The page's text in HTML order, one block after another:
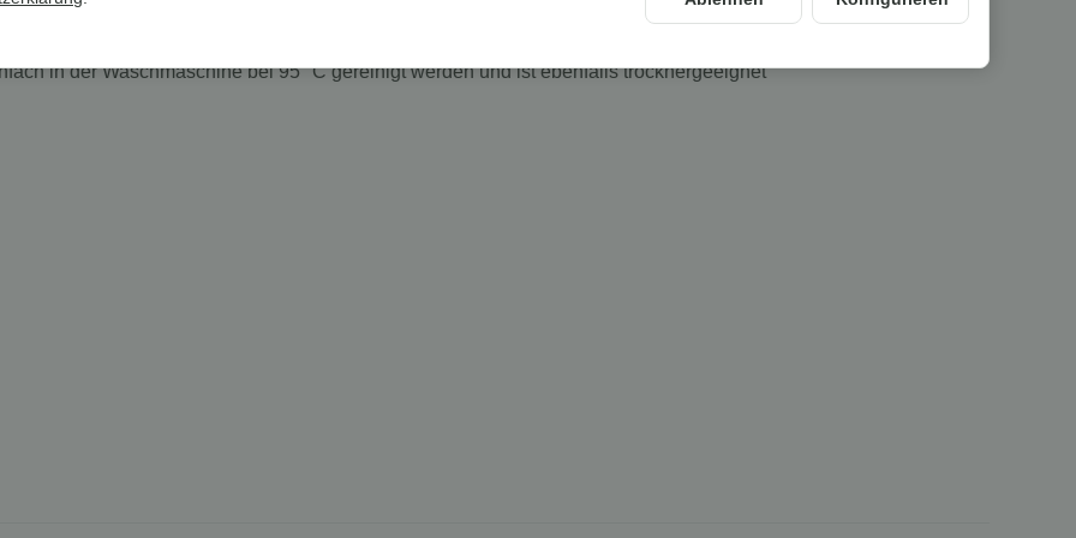
in der Waschmaschine bei 95° C gereinigt werden und ist ebenfalls trocknergeeignet